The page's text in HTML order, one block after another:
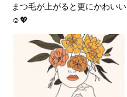
まつ毛が上がると更にかわいい
☺️💖